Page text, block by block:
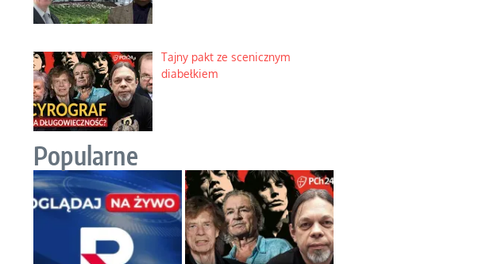
Tajny pakt ze scenicznym
diabełkiem
Popularne